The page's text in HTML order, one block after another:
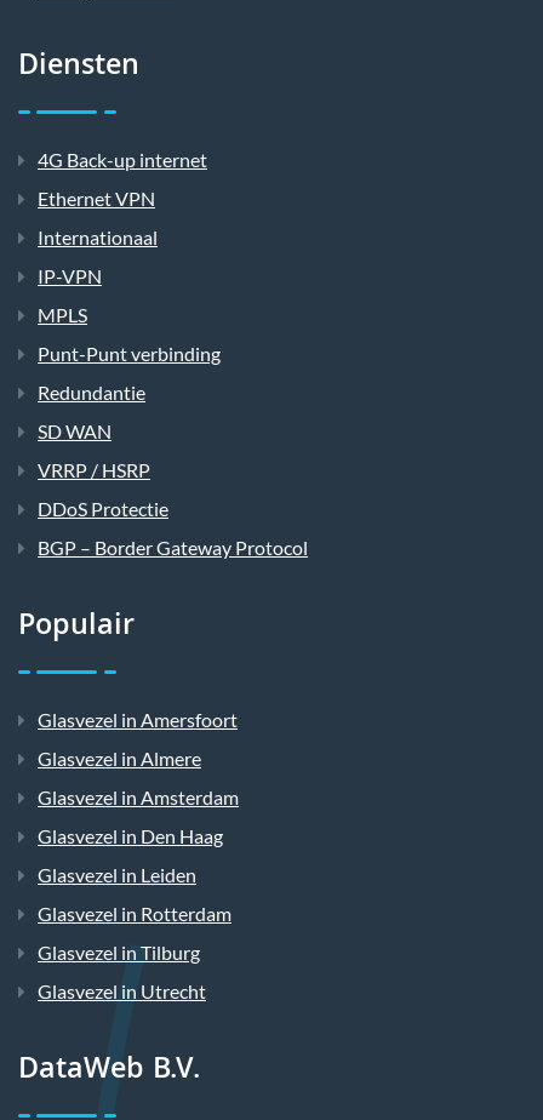
Diensten
4G Back-up internet
Ethernet VPN
Internationaal
IP-VPN
MPLS
Punt-Punt verbinding
Redundantie
SD WAN
VRRP / HSRP
DDoS Protectie
BGP – Border Gateway Protocol
Populair
Glasvezel in Amersfoort
Glasvezel in Almere
Glasvezel in Amsterdam
Glasvezel in Den Haag
Glasvezel in Leiden
Glasvezel in Rotterdam
Glasvezel in Tilburg
Glasvezel in Utrecht
DataWeb B.V.